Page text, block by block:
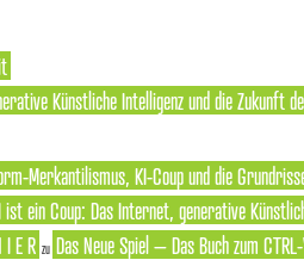
Künstliche Intelligenz und die Zukunft
Merkantilismus, KI-Coup und die
ist ein Coup: Das Internet, generative
E R zu Das Neue Spiel – Das Buch zum